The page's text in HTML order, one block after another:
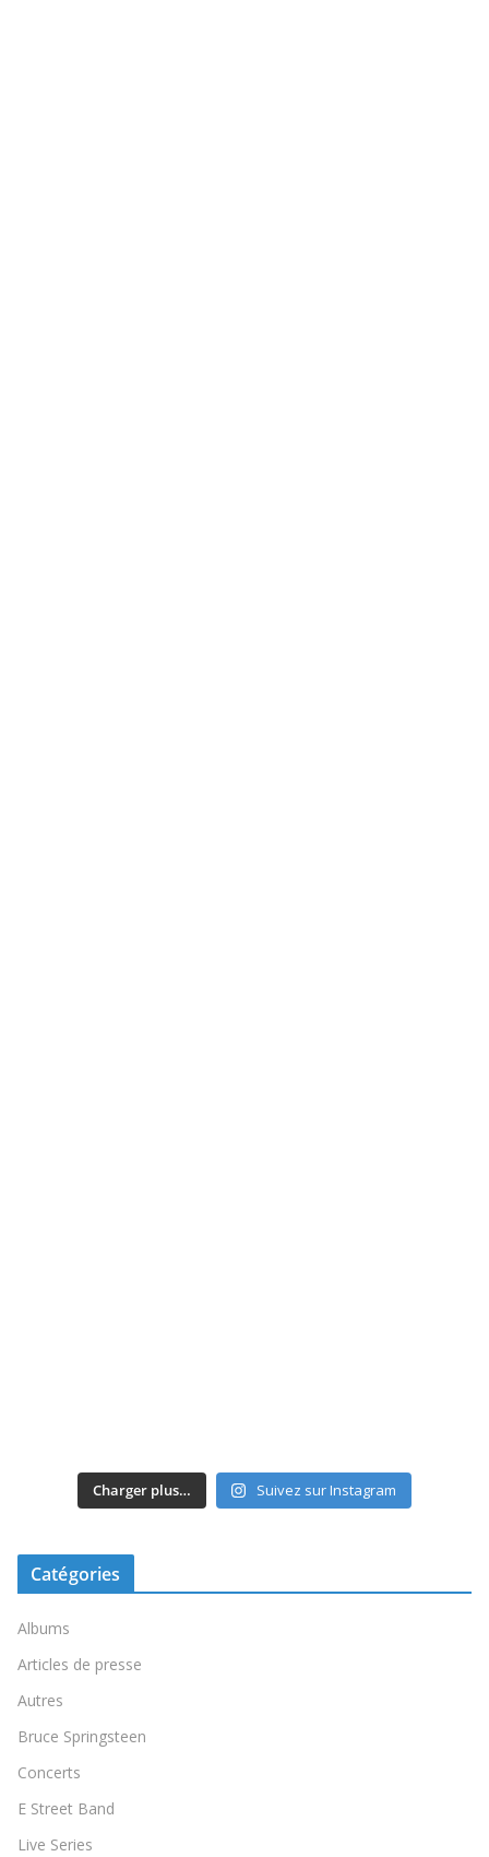
Charger plus… Suivez sur Instagram
Catégories
Albums
Articles de presse
Autres
Bruce Springsteen
Concerts
E Street Band
Live Series